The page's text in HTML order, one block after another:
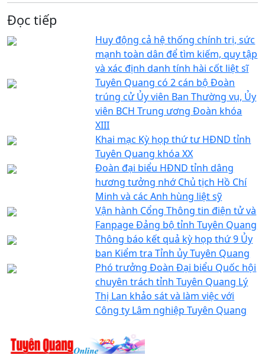
Đọc tiếp
Huy động cả hệ thống chính trị, sức
mạnh toàn dân để tìm kiếm, quy tập
và xác định danh tính hài cốt liệt sĩ
Tuyên Quang có 2 cán bộ Đoàn
trúng cử Ủy viên Ban Thường vụ, Ủy
viên BCH Trung ương Đoàn khóa
XIII
Khai mạc Kỳ họp thứ tư HĐND tỉnh
Tuyên Quang khóa XX
Đoàn đại biểu HĐND tỉnh dâng
hương tưởng nhớ Chủ tịch Hồ Chí
Minh và các Anh hùng liệt sỹ
Vận hành Cổng Thông tin điện tử và
Fanpage Đảng bộ tỉnh Tuyên Quang
Thông báo kết quả kỳ họp thứ 9 Ủy
ban Kiểm tra Tỉnh ủy Tuyên Quang
Phó trưởng Đoàn Đại biểu Quốc hội
chuyên trách tỉnh Tuyên Quang Lý
Thị Lan khảo sát và làm việc với
Công ty Lâm nghiệp Tuyên Quang